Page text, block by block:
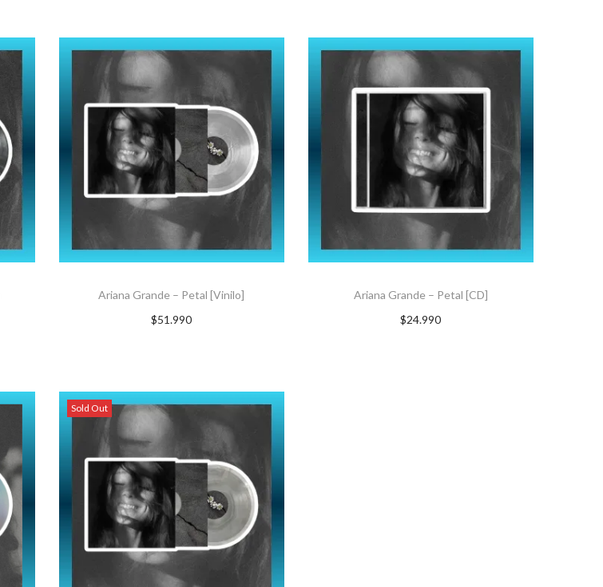
Ariana Grande – Petal [Vinilo]
$51.990
Ariana Grande – Petal [CD]
$24.990
Sold Out